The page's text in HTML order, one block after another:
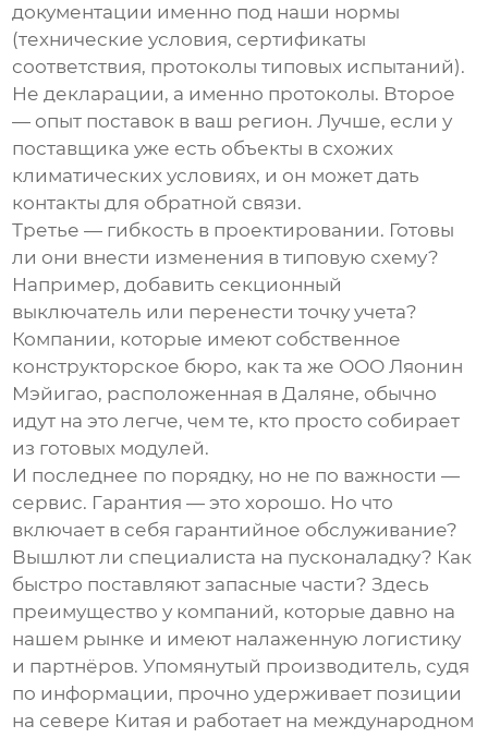
документации именно под наши нормы
(технические условия, сертификаты
соответствия, протоколы типовых испытаний).
Не декларации, а именно протоколы. Второе
— опыт поставок в ваш регион. Лучше, если у
поставщика уже есть объекты в схожих
климатических условиях, и он может дать
контакты для обратной связи.
Третье — гибкость в проектировании. Готовы
ли они внести изменения в типовую схему?
Например, добавить секционный
выключатель или перенести точку учета?
Компании, которые имеют собственное
конструкторское бюро, как та же ООО Ляонин
Мэйигао, расположенная в Даляне, обычно
идут на это легче, чем те, кто просто собирает
из готовых модулей.
И последнее по порядку, но не по важности —
сервис. Гарантия — это хорошо. Но что
включает в себя гарантийное обслуживание?
Вышлют ли специалиста на пусконаладку? Как
быстро поставляют запасные части? Здесь
преимущество у компаний, которые давно на
нашем рынке и имеют налаженную логистику
и партнёров. Упомянутый производитель, судя
по информации, прочно удерживает позиции
на севере Китая и работает на международном